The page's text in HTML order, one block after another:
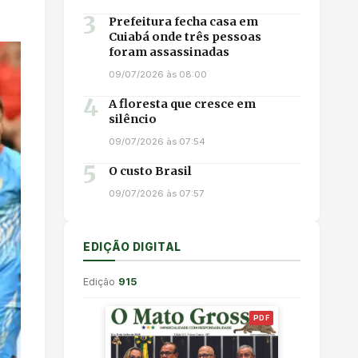
3
Prefeitura fecha casa em
Cuiabá onde três pessoas
foram assassinadas
09/07/2026 às 08:00
4
A floresta que cresce em
silêncio
09/07/2026 às 07:54
5 O custo Brasil
09/07/2026 às 07:57
EDIÇÃO DIGITAL
Edição 915
PDF